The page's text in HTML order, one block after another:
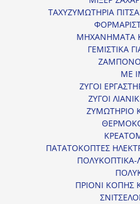
ΤΑΧΥΖΥΜΩΤΗΡΙΑ
ΜΗΧΑΝΗΜΑΤΑ
ΓΕΜΙΣΤΙΚΑ
ΜΕ
ΖΥΓΟΙ
ΖΥΓΟΙ
ΖΥΜΩΤΗΡΙΟ
ΠΑΤΑΤΟΚΟΠΤΕΣ
ΠΡΙΟΝΙ ΚΟΠΗΣ